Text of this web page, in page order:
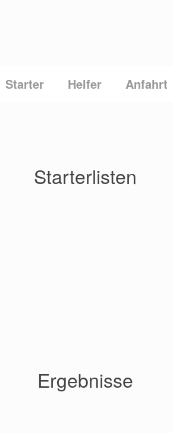
Starter Helfer Anfahrt
Starterlisten
Ergebnisse